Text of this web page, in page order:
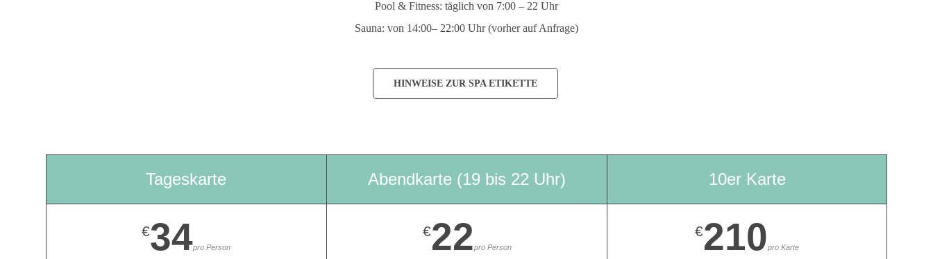
Pool & Fitness: täglich von 7:00 – 22 Uhr
Sauna: von 14:00– 22:00 Uhr (vorher auf Anfrage)
HINWEISE ZUR SPA ETIKETTE
Tageskarte
€34pro Person
Abendkarte (19 bis 22 Uhr)
€22pro Person
10er Karte
€210pro Karte